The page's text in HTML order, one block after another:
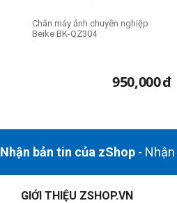
Chân máy ảnh chuyên nghiệp
Beike BK-QZ304
950,000đ
Nhận bản tin của zShop -
GIỚI THIỆU ZSHOP.VN